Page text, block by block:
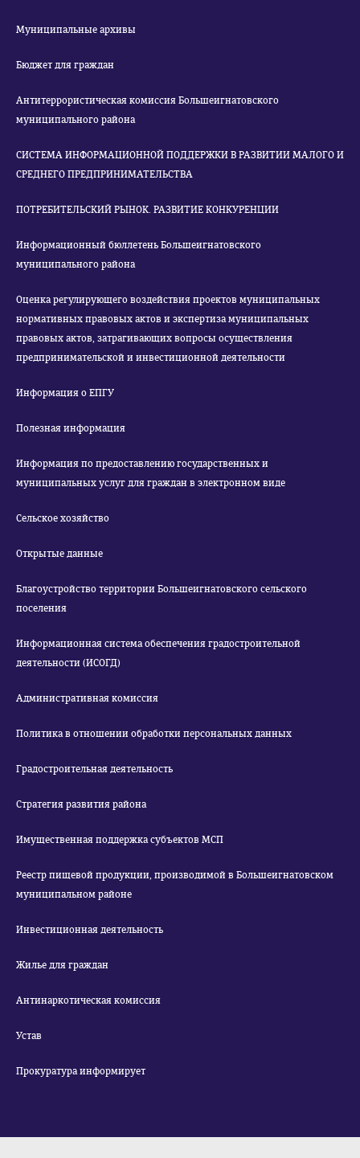
Муниципальные архивы
Бюджет для граждан
Антитеррористическая комиссия Большеигнатовского
муниципального района
СИСТЕМА ИНФОРМАЦИОННОЙ ПОДДЕРЖКИ В РАЗВИТИИ МАЛОГО И
СРЕДНЕГО ПРЕДПРИНИМАТЕЛЬСТВА
ПОТРЕБИТЕЛЬСКИЙ РЫНОК. РАЗВИТИЕ КОНКУРЕНЦИИ
Информационный бюллетень Большеигнатовского
муниципального района
Оценка регулирующего воздействия проектов муниципальных
нормативных правовых актов и экспертиза муниципальных
правовых актов, затрагивающих вопросы осуществления
предпринимательской и инвестиционной деятельности
Информация о ЕПГУ
Полезная информация
Информация по предоставлению государственных и
муниципальных услуг для граждан в электронном виде
Сельское хозяйство
Открытые данные
Благоустройство территории Большеигнатовского сельского
поселения
Информационная система обеспечения градостроительной
деятельности (ИСОГД)
Административная комиссия
Политика в отношении обработки персональных данных
Градостроительная деятельность
Стратегия развития района
Имущественная поддержка субъектов МСП
Реестр пищевой продукции, производимой в Большеигнатовском
муниципальном районе
Инвестиционная деятельность
Жилье для граждан
Антинаркотическая комиссия
Устав
Прокуратура информирует